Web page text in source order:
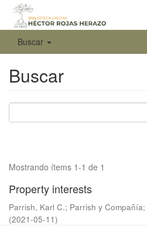
Buscar
Buscar
Mostrando ítems 1-1 de 1
Property interests
Parrish, Karl C.; Parrish y Compañía;
(2021-05-11)